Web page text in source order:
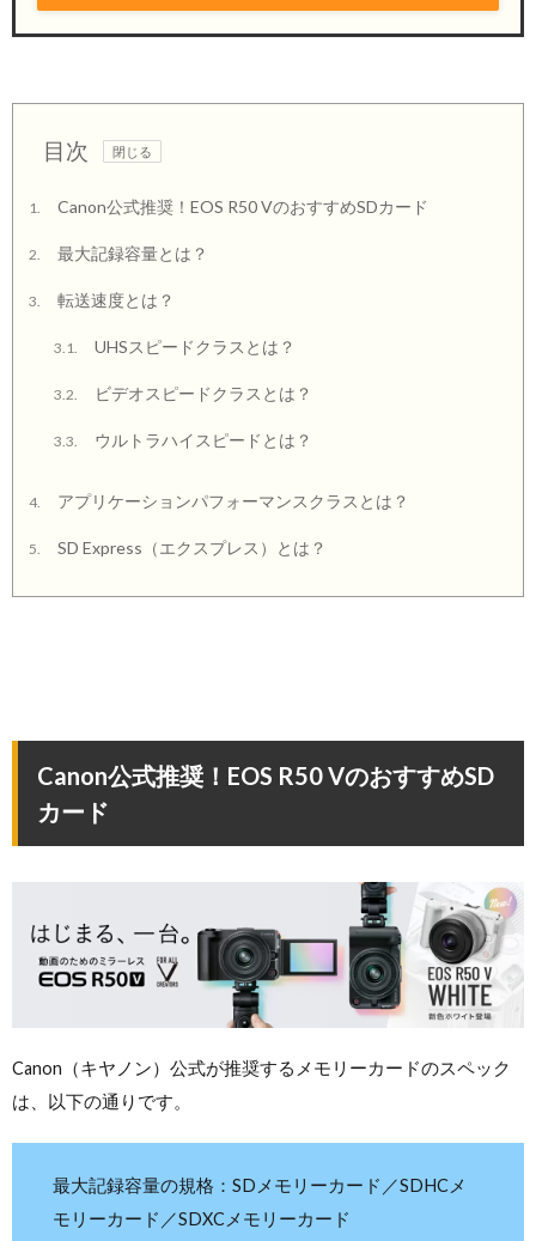
目次
1. Canon公式推奨！EOS R50 VのおすすめSDカード
2. 最大記録容量とは？
3. 転送速度とは？
3.1. UHSスピードクラスとは？
3.2. ビデオスピードクラスとは？
3.3. ウルトラハイスピードとは？
4. アプリケーションパフォーマンスクラスとは？
5. SD Express（エクスプレス）とは？
Canon公式推奨！EOS R50 VのおすすめSD
カード
Canon（キヤノン）公式が推奨するメモリーカードのスペック
は、以下の通りです。
最大記録容量の規格：SDメモリーカード／SDHCメ
モリーカード／SDXCメモリーカード